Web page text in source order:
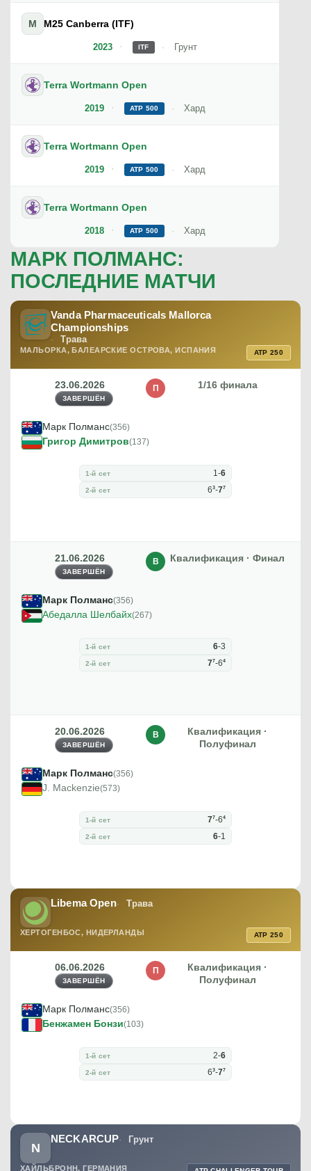
2023
M M25 Canberra (ITF)
ITF Грунт
2019
Terra Wortmann Open
ATP 500 Хард
2019
Terra Wortmann Open
ATP 500 Хард
2018
Terra Wortmann Open
ATP 500 Хард
МАРК ПОЛМАНС:
ПОСЛЕДНИЕ МАТЧИ
Vanda Pharmaceuticals Mallorca
Championships
Трава
МАЛЬОРКА, БАЛЕАРСКИЕ ОСТРОВА, ИСПАНИЯ ATP 250
23.06.2026
ЗАВЕРШЁН
1/16 финала
П
Марк Полманс(356)
Григор Димитров(137)
1-й сет 1-6
2-й сет 63-77
21.06.2026
ЗАВЕРШЁН
Квалификация · Финал
В
Марк Полманс(356)
Абедалла Шелбайх(267)
1-й сет 6-3
2-й сет 77-64
20.06.2026
ЗАВЕРШЁН
Квалификация ·
Полуфинал
В
Марк Полманс(356)
J. Mackenzie(573)
1-й сет 77-64
2-й сет 6-1
Libema Open Трава
ХЕРТОГЕНБОС, НИДЕРЛАНДЫ ATP 250
06.06.2026
ЗАВЕРШЁН
Квалификация ·
Полуфинал
П
Марк Полманс(356)
Бенжамен Бонзи(103)
1-й сет 2-6
2-й сет 63-77
N
NECKARCUP Грунт
ХАЙЛЬБРОНН, ГЕРМАНИЯ